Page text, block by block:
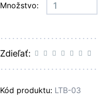
Množstvo:
Zdieľať:
Kód produktu: LTB-03